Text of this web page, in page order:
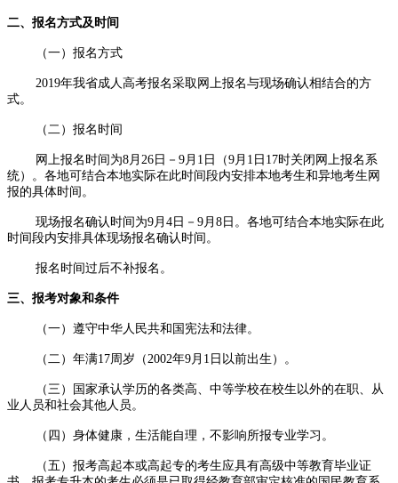
二、报名方式及时间
（一）报名方式
2019年我省成人高考报名采取网上报名与现场确认相结合的方
式。
（二）报名时间
网上报名时间为8月26日－9月1日（9月1日17时关闭网上报名系
统）。各地可结合本地实际在此时间段内安排本地考生和异地考生网
报的具体时间。
现场报名确认时间为9月4日－9月8日。各地可结合本地实际在此
时间段内安排具体现场报名确认时间。
报名时间过后不补报名。
三、报考对象和条件
（一）遵守中华人民共和国宪法和法律。
（二）年满17周岁（2002年9月1日以前出生）。
（三）国家承认学历的各类高、中等学校在校生以外的在职、从
业人员和社会其他人员。
（四）身体健康，生活能自理，不影响所报专业学习。
（五）报考高起本或高起专的考生应具有高级中等教育毕业证